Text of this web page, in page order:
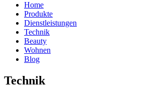
Home
Produkte
Dienstleistungen
Technik
Beauty
Wohnen
Blog
Technik